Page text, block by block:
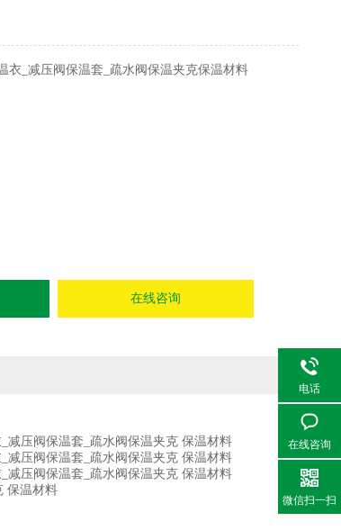
衣_减压阀保温套_疏水阀保温夹克保温材料
在线咨询
电话
在线咨询
微信扫一扫